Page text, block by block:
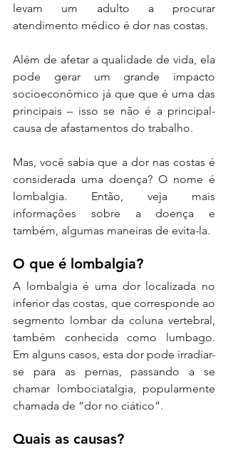
levam um adulto a procurar
atendimento médico é dor nas costas.
Além de afetar a qualidade de vida, ela
pode gerar um grande impacto
socioeconômico já que que é uma das
principais – isso se não é a principal-
causa de afastamentos do trabalho.
Mas, você sabia que a dor nas costas é
considerada uma doença? O nome é
lombalgia. Então, veja mais
informações sobre a doença e
também, algumas maneiras de evita-la.
O que é lombalgia?
A lombalgia é uma dor localizada no
inferior das costas, que corresponde ao
segmento lombar da coluna vertebral,
também conhecida como lumbago.
Em alguns casos, esta dor pode irradiar-
se para as pernas, passando a se
chamar lombociatalgia, popularmente
chamada de “dor no ciático”.
Quais as causas?